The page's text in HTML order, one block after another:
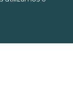
Política de